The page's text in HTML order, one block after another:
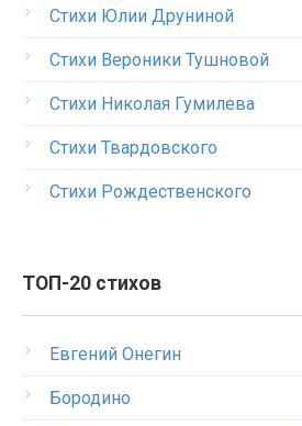
Стихи Юлии Друниной
Стихи Вероники Тушновой
Стихи Николая Гумилева
Стихи Твардовского
Стихи Рождественского
ТОП-20 стихов
Евгений Онегин
Бородино